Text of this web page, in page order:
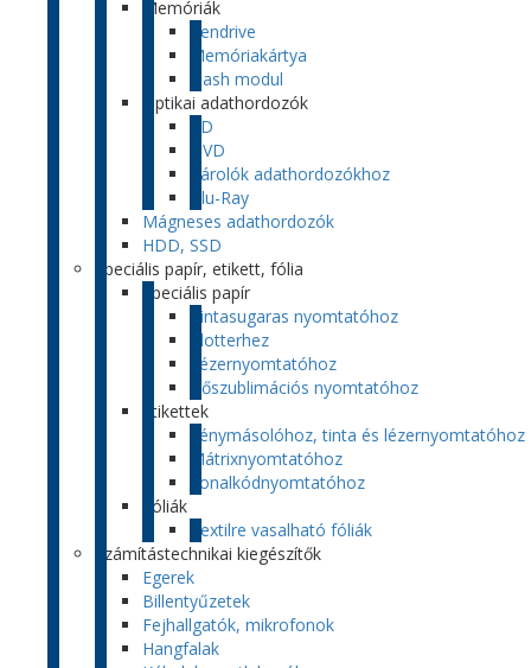
Memóriák
Pendrive
Memóriakártya
Flash modul
Optikai adathordozók
CD
DVD
Tárolók adathordozókhoz
Blu-Ray
Mágneses adathordozók
HDD, SSD
Speciális papír, etikett, fólia
Speciális papír
Tintasugaras nyomtatóhoz
Plotterhez
Lézernyomtatóhoz
Hőszublimációs nyomtatóhoz
Etikettek
Fénymásolóhoz, tinta és lézernyomtatóhoz
Mátrixnyomtatóhoz
Vonalkódnyomtatóhoz
Fóliák
Textilre vasalható fóliák
Számítástechnikai kiegészítők
Egerek
Billentyűzetek
Fejhallgatók, mikrofonok
Hangfalak